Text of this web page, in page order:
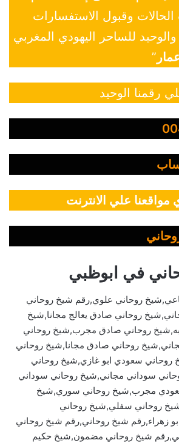
وقبول الاستفسارات
للساحر اليهودي المغربي
”
رقمنا الوحيد
مواقعنا علي الانترنت
في ابوظبي
روحاني علوي,رقم شيخ روحاني
روحاني صادق يعالج مجانا,شيخ
روحاني صادق مجرب,شيخ روحاني
روحاني صادق مجانا,شيخ روحاني
روحاني سعودي ابو غازي,شيخ روحاني
سوداني مجاني,شيخ روحاني سوداني
مجرب,شيخ روحاني سوري,شيخ
روحاني سفلي,شيخ روحاني
زهراء,رقم شيخ روحاني,رقم شيخ روحاني
شيخ روحاني مضمون,شيخ حكيم